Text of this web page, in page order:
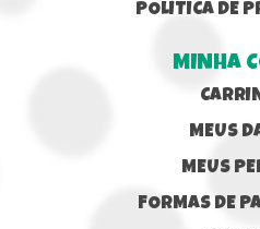
POLÍTICA DE
MINHA
MEUS
MEUS
FORMAS DE